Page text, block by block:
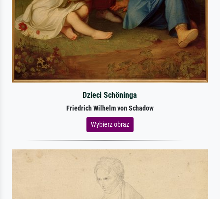
Dzieci Schöninga
Friedrich Wilhelm von Schadow
Wybierz obraz